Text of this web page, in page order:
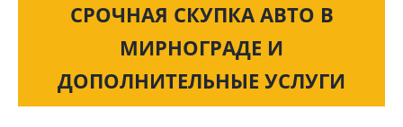
СРОЧНАЯ СКУПКА АВТО В
МИРНОГРАДЕ И
ДОПОЛНИТЕЛЬНЫЕ УСЛУГИ